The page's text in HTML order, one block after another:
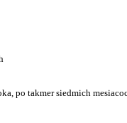
po takmer siedmich